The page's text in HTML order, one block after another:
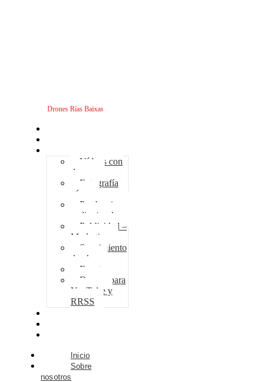
Drones Rías Baixas
Vídeos con
drones
Fotografía
aérea
Producciones
audiovisuales
Publicidad –
Marketing
Seguimiento
de obra
Eventos
Drones para
YouTube y
RRSS
Inicio
Sobre
nosotros